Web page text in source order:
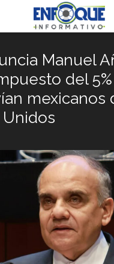
Manuel
del
mexicanos
Unidos